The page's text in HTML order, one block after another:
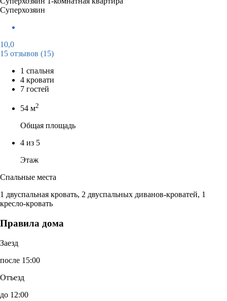
Суперхозяин
10,0
15 отзывов (15)
1 спальня
4 кровати
7 гостей
54 м2
Общая площадь
4 из 5
Этаж
Спальные места
1 двуспальная кровать, 2 двуспальных диванов-кроватей, 1
кресло-кровать
Правила дома
Заезд
после 15:00
Отъезд
до 12:00